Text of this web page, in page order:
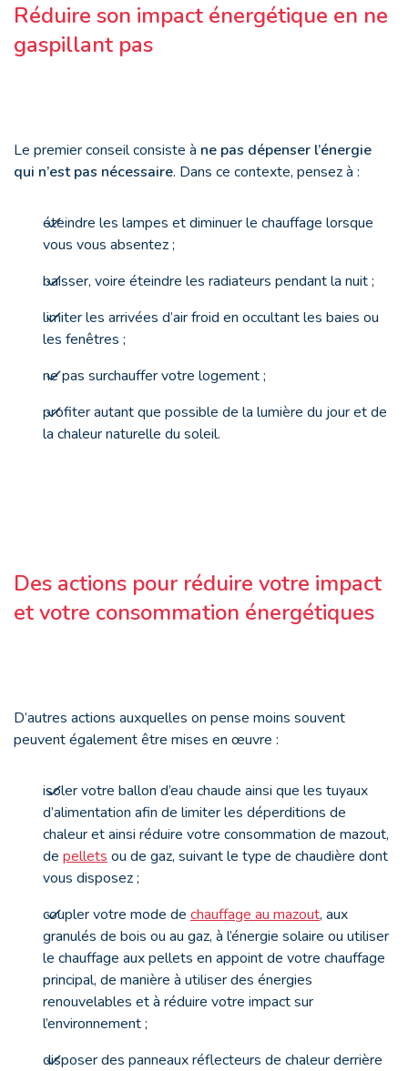
Réduire son impact énergétique en ne
gaspillant pas
Le premier conseil consiste à ne pas dépenser l’énergie
qui n’est pas nécessaire. Dans ce contexte, pensez à :
éteindre les lampes et diminuer le chauffage lorsque
vous vous absentez ;
baisser, voire éteindre les radiateurs pendant la nuit ;
limiter les arrivées d’air froid en occultant les baies ou
les fenêtres ;
ne pas surchauffer votre logement ;
profiter autant que possible de la lumière du jour et de
la chaleur naturelle du soleil.
Des actions pour réduire votre impact
et votre consommation énergétiques
D’autres actions auxquelles on pense moins souvent
peuvent également être mises en œuvre :
isoler votre ballon d’eau chaude ainsi que les tuyaux
d’alimentation afin de limiter les déperditions de
chaleur et ainsi réduire votre consommation de mazout,
de pellets ou de gaz, suivant le type de chaudière dont
vous disposez ;
coupler votre mode de chauffage au mazout, aux
granulés de bois ou au gaz, à l’énergie solaire ou utiliser
le chauffage aux pellets en appoint de votre chauffage
principal, de manière à utiliser des énergies
renouvelables et à réduire votre impact sur
l’environnement ;
disposer des panneaux réflecteurs de chaleur derrière